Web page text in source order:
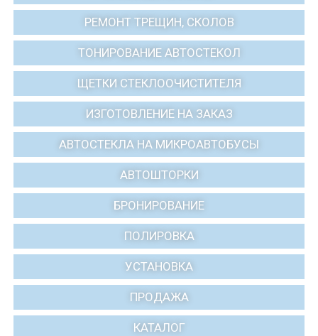
РЕМОНТ ТРЕЩИН, СКОЛОВ
ТОНИРОВАНИЕ АВТОСТЕКОЛ
ЩЕТКИ СТЕКЛООЧИСТИТЕЛЯ
ИЗГОТОВЛЕНИЕ НА ЗАКАЗ
АВТОСТЕКЛА НА МИКРОАВТОБУСЫ
АВТОШТОРКИ
БРОНИРОВАНИЕ
ПОЛИРОВКА
УСТАНОВКА
ПРОДАЖА
КАТАЛОГ